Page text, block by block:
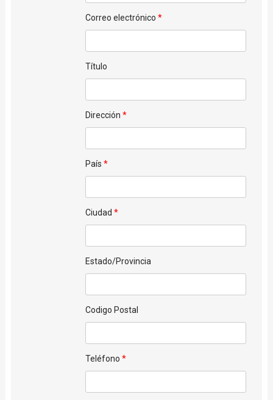
Correo electrónico
Título
Dirección
País
Ciudad
Estado/Provincia
Codigo Postal
Teléfono